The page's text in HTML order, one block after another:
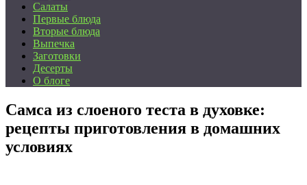
Салаты
Первые блюда
Вторые блюда
Выпечка
Заготовки
Десерты
О блоге
Самса из слоеного теста в духовке:
рецепты приготовления в домашних
условиях